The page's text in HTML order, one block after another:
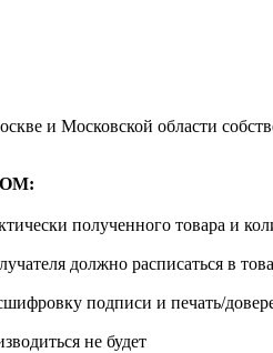
и Московской области
полученного товара и
должно расписаться в
подписи и печать/
не будет